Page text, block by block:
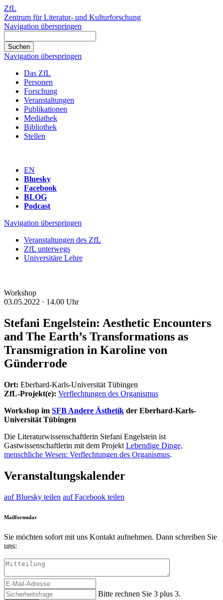
ZfL
Zentrum für Literatur- und Kulturforschung
Navigation überspringen
Navigation überspringen
Das ZfL
Personen
Forschung
Veranstaltungen
Publikationen
Mediathek
Bibliothek
Stellen
EN
Bluesky
Facebook
BLOG
Podcast
Navigation überspringen
Veranstaltungen des ZfL
ZfL unterwegs
Universitäre Lehre
Workshop
03.05.2022 · 14.00 Uhr
Stefani Engelstein: Aesthetic Encounters
and The Earth’s Transformations as
Transmigration in Karoline von
Günderrode
Ort: Eberhard-Karls-Universität Tübingen
ZfL-Projekt(e): Verflechtungen des Organismus
Workshop im SFB Andere Ästhetik der Eberhard-Karls-
Universität Tübingen
Die Literaturwissenschaftlerin Stefani Engelstein ist
Gastwissenschaftlerin mit dem Projekt Lebendige Dinge,
menschliche Wesen: Verflechtungen des Organismus.
Veranstaltungskalender
auf Bluesky teilen auf Facebook teilen
Mailformular
Sie möchten sofort mit uns Kontakt aufnehmen. Dann schreiben Sie
uns:
Bitte rechnen Sie 3 plus 3.